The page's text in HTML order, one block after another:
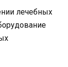
лечебных